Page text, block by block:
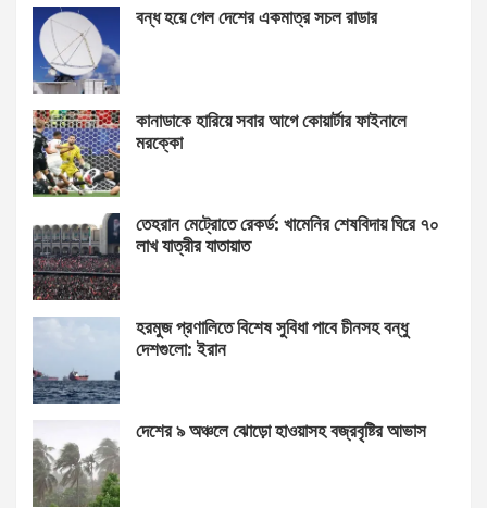
বন্ধ হয়ে গেল দেশের একমাত্র সচল রাডার
কানাডাকে হারিয়ে সবার আগে কোয়ার্টার ফাইনালে
মরক্কো
তেহরান মেট্রোতে রেকর্ড: খামেনির শেষবিদায় ঘিরে ৭০
লাখ যাত্রীর যাতায়াত
হরমুজ প্রণালিতে বিশেষ সুবিধা পাবে চীনসহ বন্ধু
দেশগুলো: ইরান
দেশের ৯ অঞ্চলে ঝোড়ো হাওয়াসহ বজ্রবৃষ্টির আভাস